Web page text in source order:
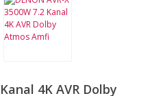
4K AVR Dolby